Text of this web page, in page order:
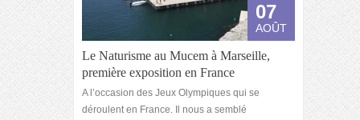
07
AOÛT
Le Naturisme au Mucem à Marseille,
première exposition en France
A l’occasion des Jeux Olympiques qui se
déroulent en France. Il nous a semblé